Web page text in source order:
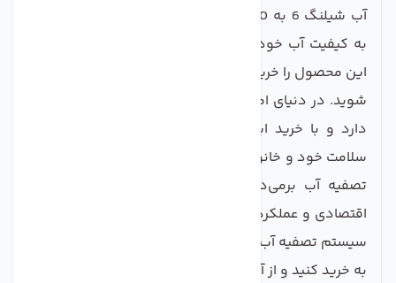
به کیفیت آب خود اهمیت می‌دهند. هم‌اکنون می‌توانید
این محصول را خریداری کرده و از آبی پاک و سالم بهره‌مند
شوید. در دنیای امروز، کیفیت آب نقش مهمی در سلامتی
دارد و با خرید این محصول، گام مؤثری در حفاظت از
سلامت خود و خانواده‌تان و نیز صرفه‌جویی در هزینه‌های
تصفیه آب برمی‌دارید. این محصول با توجه به قیمت
اقتصادی و عملکرد عالی‌اش، فرصت مناسبی را برای بهبود
سیستم تصفیه آب فراهم می‌آورد. پس همین امروز اقدام
به خرید کنید و از آب سالم و با کیفیت لذت ببرید.